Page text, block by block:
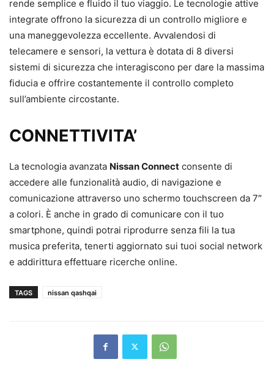
rende semplice e fluido il tuo viaggio. Le tecnologie attive
integrate offrono la sicurezza di un controllo migliore e
una maneggevolezza eccellente. Avvalendosi di
telecamere e sensori, la vettura è dotata di 8 diversi
sistemi di sicurezza che interagiscono per dare la massima
fiducia e offrire costantemente il controllo completo
sull’ambiente circostante.
CONNETTIVITA’
La tecnologia avanzata Nissan Connect consente di
accedere alle funzionalità audio, di navigazione e
comunicazione attraverso uno schermo touchscreen da 7″
a colori. È anche in grado di comunicare con il tuo
smartphone, quindi potrai riprodurre senza fili la tua
musica preferita, tenerti aggiornato sui tuoi social network
e addirittura effettuare ricerche online.
TAGS nissan qashqai